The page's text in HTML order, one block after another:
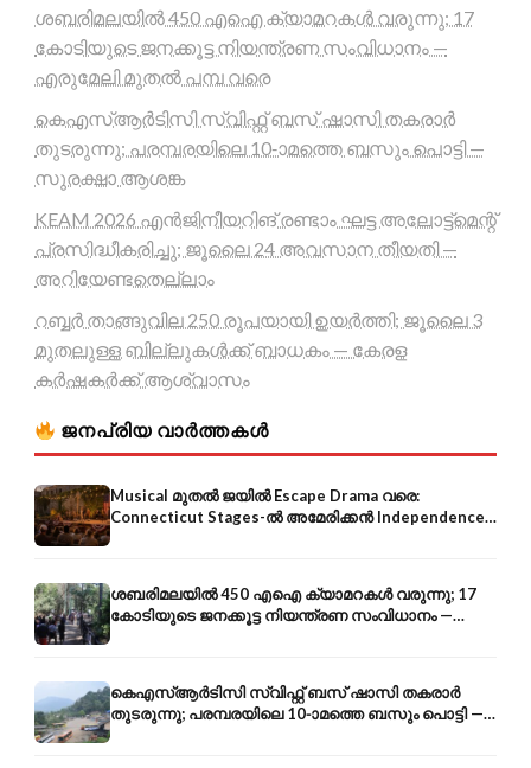
ശബരിമലയിൽ 450 എഐ ക്യാമറകൾ വരുന്നു; 17
കോടിയുടെ ജനക്കൂട്ട നിയന്ത്രണ സംവിധാനം —
എരുമേലി മുതൽ പമ്പ വരെ
കെഎസ്ആർടിസി സ്വിഫ്റ്റ് ബസ് ഷാസി തകരാർ
തുടരുന്നു; പരമ്പരയിലെ 10-ാമത്തെ ബസും പൊട്ടി —
സുരക്ഷാ ആശങ്ക
KEAM 2026 എൻജിനീയറിങ് രണ്ടാം ഘട്ട അലോട്ട്മെന്റ്
പ്രസിദ്ധീകരിച്ചു; ജൂലൈ 24 അവസാന തീയതി —
അറിയേണ്ടതെല്ലാം
റബ്ബർ താങ്ങുവില 250 രൂപയായി ഉയർത്തി; ജൂലൈ 3
മുതലുള്ള ബില്ലുകൾക്ക് ബാധകം — കേരള
കർഷകർക്ക് ആശ്വാസം
ജനപ്രിയ വാർത്തകൾ
Musical മുതൽ ജയിൽ Escape Drama വരെ:
Connecticut Stages-ൽ അമേരിക്കൻ Independence-
ന്റെ 250-ആം വാർഷികം
ശബരിമലയിൽ 450 എഐ ക്യാമറകൾ വരുന്നു; 17
കോടിയുടെ ജനക്കൂട്ട നിയന്ത്രണ സംവിധാനം —
എരുമേലി മുതൽ പമ്പ വരെ
കെഎസ്ആർടിസി സ്വിഫ്റ്റ് ബസ് ഷാസി തകരാർ
തുടരുന്നു; പരമ്പരയിലെ 10-ാമത്തെ ബസും പൊട്ടി —
സുരക്ഷാ ആശങ്ക